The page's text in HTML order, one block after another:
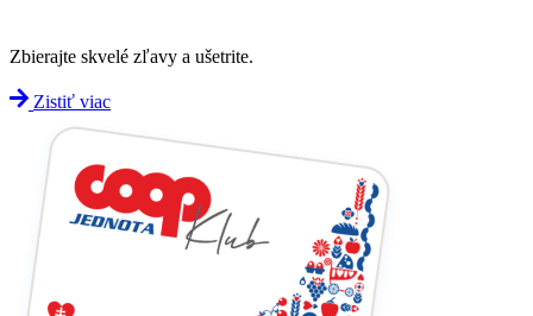
Zbierajte skvelé zľavy a ušetrite.
Zistiť viac